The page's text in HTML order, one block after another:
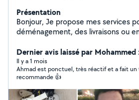
Présentation
Bonjour, Je propose mes services
déménagement, des livraisons ou
Dernier avis laissé par
Il y a 1 mois
Ahmad est ponctuel, très réactif et a fait
recommande 👍